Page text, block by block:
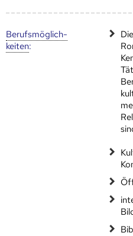
Berufs­möglich­
keiten: